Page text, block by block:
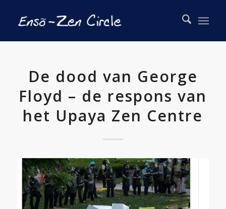
De dood van George
Floyd – de respons van
het Upaya Zen Centre